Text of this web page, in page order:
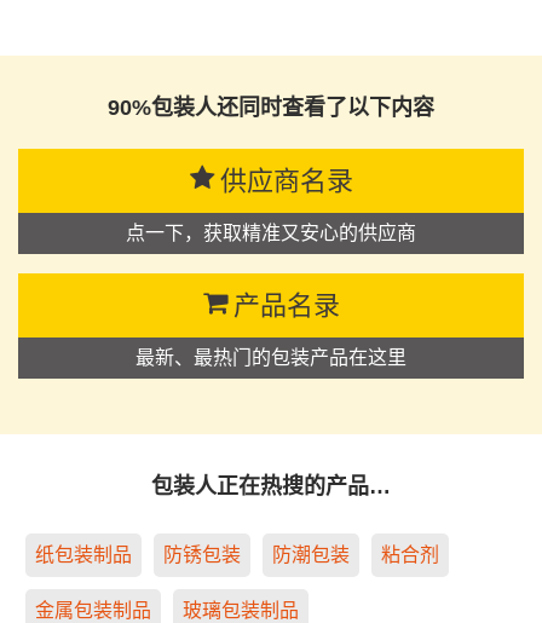
90%包装人还同时查看了以下内容
供应商名录
点一下，获取精准又安心的供应商
产品名录
最新、最热门的包装产品在这里
包装人正在热搜的产品…
纸包装制品 防锈包装 防潮包装 粘合剂
金属包装制品 玻璃包装制品